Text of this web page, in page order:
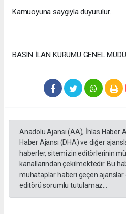
Kamuoyuna saygıyla duyurulur.
BASIN İLAN KURUMU GENEL
Anadolu Ajansı (AA), İhlas Haber
Haber Ajansı (DHA) ve diğer
haberler, sitemizin editörlerinin
kanallarından çekilmektedir. Bu
muhataplar haberi geçen ajanslar
editörü sorumlu tutulamaz...